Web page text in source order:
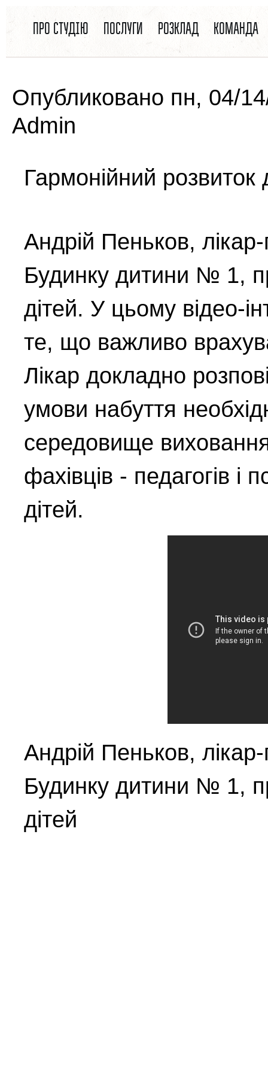
Перейти к основному содержанию
ПРО СТУДІЮ ПОСЛУГИ РОЗКЛАД КОМАНДА
ВЫ ЗДЕСЬ
Опубликовано пн, 04/
Admin
Гармонійний розвиток
Андрій Пеньков, лікар-
Будинку дитини № 1,
дітей. У цьому відео-
те, що важливо
Лікар докладно
умови набуття
середовище
фахівців - педагогів і
дітей.
Андрій Пеньков, лікар-
Будинку дитини № 1,
дітей